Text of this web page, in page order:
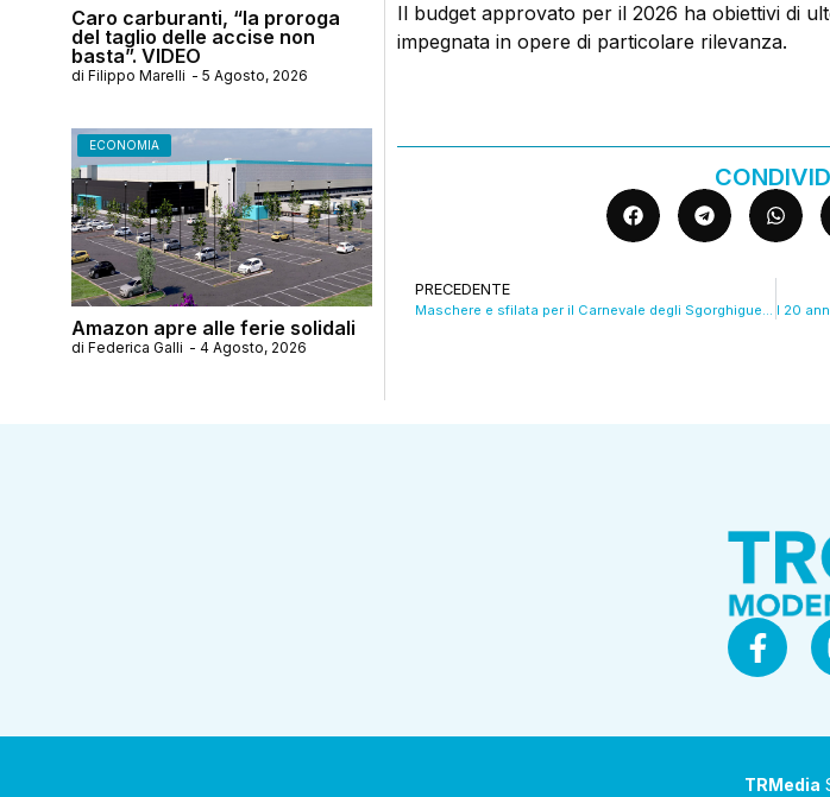
Caro carburanti, “la proroga
del taglio delle accise non
basta”. VIDEO
di Filippo Marelli - 5 Agosto, 2026
ECONOMIA
Amazon apre alle ferie solidali
di Federica Galli - 4 Agosto, 2026
Il budget approvato per il 2026 ha obiettivi di
impegnata in opere di particolare rilevanza.
PRECEDENTE
TRMedia